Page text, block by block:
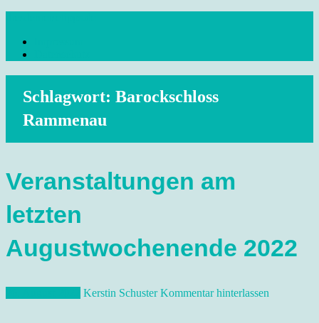
content
Reisetipps Dresden, Sehenswürdigkeiten, Ausflugsziele Sachsen,
Schlagwort: Barockschloss
Rammenau
Veranstaltungen am
letzten
Augustwochenende 2022
Kerstin Schuster Kommentar hinterlassen